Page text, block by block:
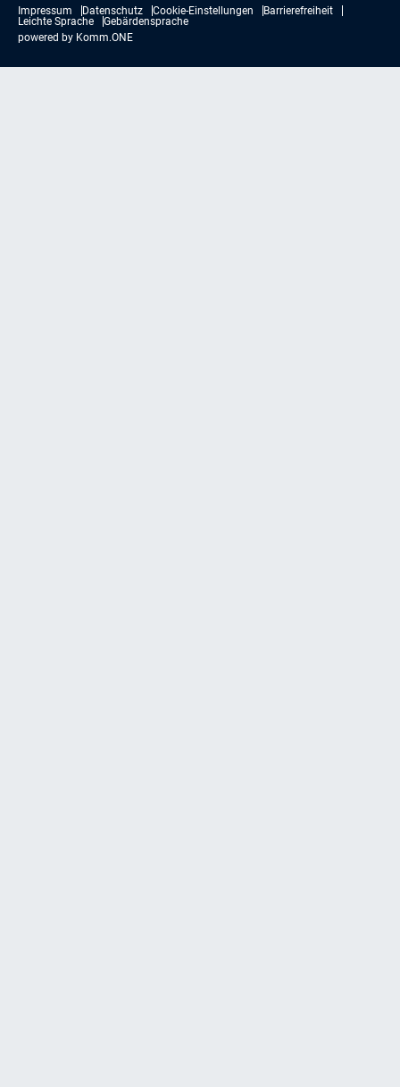
Impressum Datenschutz Cookie-Einstellungen
Barrierefreiheit
Leichte Sprache
Gebärdensprache
powered by Komm.ONE